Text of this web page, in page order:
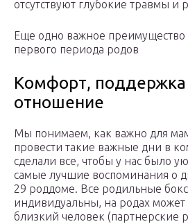
отсутствуют глубокие травмы и
Еще одно важное
первого периода родов
Комфорт,
отношение
Мы понимаем, как важно для
провести такие важные дни в
сделали все, чтобы у нас было
самые лучшие воспоминания о
29 роддоме. Все родильные
индивидуальны, на родах может
близкий человек (партнерские